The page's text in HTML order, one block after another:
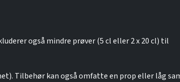
også mindre prøver (5 cl eller 2 x 20 cl) til
Tilbehør kan også omfatte en prop eller låg